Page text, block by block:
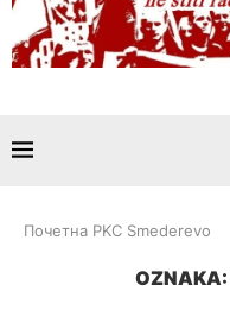
Почетна PKC Smederevo
OZNAKA: